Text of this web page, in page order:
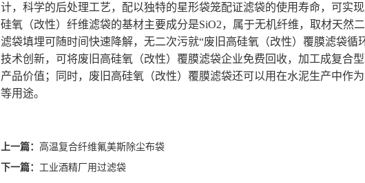
计，科学的后处理工艺，配以独特的星形袋笼配证滤袋的使用寿命，可实
硅氧（改性）纤维滤袋的基材主要成分是SiO2，属于无机纤维，取材天然
滤袋填埋可随时间快速降解，无二次污就“废旧高硅氧（改性）覆膜滤袋循
技术创新，可将废旧高硅氧（改性）覆膜滤袋企业免费回收，加工成复合
产品价值；同时，废旧高硅氧（改性）覆膜滤袋还可以用在水泥生产中作
等用途。
上一篇： 高温复合纤维氟美斯除尘布袋
下一篇： 工业酒精厂用过滤袋